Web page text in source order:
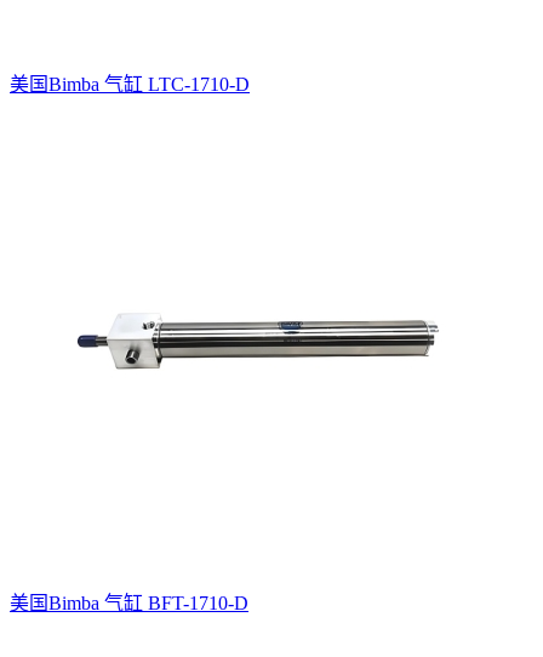
美国Bimba 气缸 LTC-1710-D
美国Bimba 气缸 BFT-1710-D